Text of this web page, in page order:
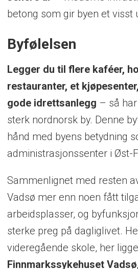
betong som gir byen et visst
Byfølelsen
Legger du til flere kaféer,
restauranter, et
gode idrettsanlegg – så
sterk nordnorsk by. Denne
hånd med byens betydning
administrasjonssenter i Øst-
Sammenlignet med resten
Vadsø mer enn noen fått
arbeidsplasser, og
sterke preg på dagliglivet.
videregående skole, her
Finnmarkssykehuset